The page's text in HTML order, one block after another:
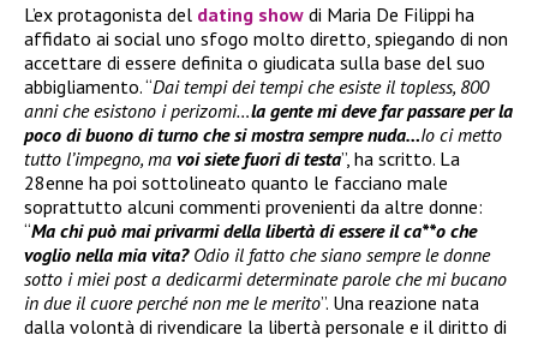
L’ex protagonista del dating show di Maria De Filippi ha
affidato ai social uno sfogo molto diretto, spiegando di non
accettare di essere definita o giudicata sulla base del suo
abbigliamento. “Dai tempi dei tempi che esiste il topless, 800
anni che esistono i perizomi…la gente mi deve far passare per la
poco di buono di turno che si mostra sempre nuda…Io ci metto
tutto l’impegno, ma voi siete fuori di testa”, ha scritto. La
28enne ha poi sottolineato quanto le facciano male
soprattutto alcuni commenti provenienti da altre donne:
“Ma chi può mai privarmi della libertà di essere il ca**o che
voglio nella mia vita? Odio il fatto che siano sempre le donne
sotto i miei post a dedicarmi determinate parole che mi bucano
in due il cuore perché non me le merito”. Una reazione nata
dalla volontà di rivendicare la libertà personale e il diritto di